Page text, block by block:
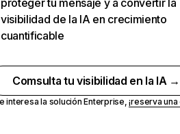
proteger tu mensaje y a convertir la
visibilidad de la IA en crecimiento
cuantificable
Comsulta tu visibilidad en la IA →
interesa la solución Enterprise,¡reserva